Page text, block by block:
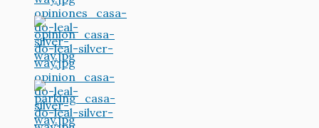
opiniones_casa-
do-leal-
silver-
way.jpg
opinion_casa-
do-leal-
silver-
way.jpg